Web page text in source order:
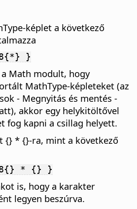
képlet a következő
}
Math modult, hogy
MathType-képleteket (az
- Megnyitás és mentés -
akkor egy helykitöltővel
fog kapni a csillag helyett.
{} * {}-ra, mint a következő
8{} * {} }
is, hogy a karakter
legyen beszúrva.